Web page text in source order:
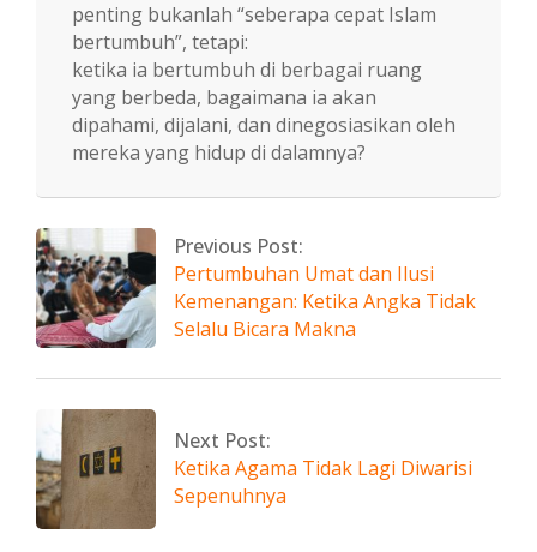
penting bukanlah “seberapa cepat Islam
bertumbuh”, tetapi:
ketika ia bertumbuh di berbagai ruang
yang berbeda, bagaimana ia akan
dipahami, dijalani, dan dinegosiasikan oleh
mereka yang hidup di dalamnya?
2026-
07
Previous Post:
Pertumbuhan Umat dan Ilusi
Kemenangan: Ketika Angka Tidak
Selalu Bicara Makna
Next Post:
Ketika Agama Tidak Lagi Diwarisi
Sepenuhnya